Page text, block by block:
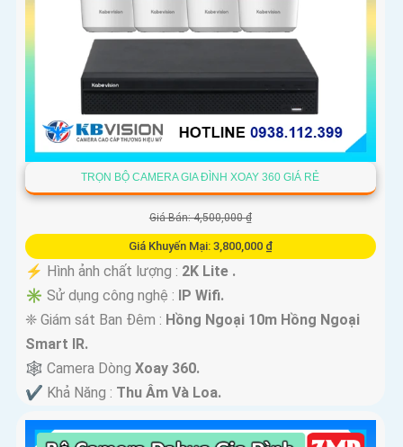
TRỌN BỘ CAMERA GIA ĐÌNH XOAY 360 GIÁ RẺ
Giá Bán: 4,500,000 ₫
Giá Khuyến Mại: 3,800,000 ₫
️⚡ Hình ảnh chất lượng : 2K Lite .
✳️ Sử dụng công nghệ : IP Wifi.
❈ Giám sát Ban Đêm : Hồng Ngoại 10m Hồng Ngoại
Smart IR.
🕸️ Camera Dòng Xoay 360.
️✔️ Khả Năng : Thu Âm Và Loa.